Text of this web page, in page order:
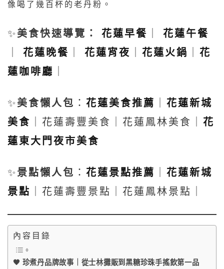
像喝了幾百杯的老丹粉。
✨美食快速導覽： 花蓮早餐
花蓮午餐
花蓮晚餐 花蓮宵夜 花蓮火鍋
花
蓮咖啡廳
✨美食懶人包 ： 花蓮美食推薦
花蓮新城
美食 ｜花蓮壽豐美食｜花蓮鳳林美食｜ 花
蓮東大門夜市美食
✨景點懶人包 ： 花蓮景點推薦
花蓮新城
景點
｜花蓮壽豐景點｜花蓮鳳林景點｜
內容目錄
🖤 珍煮丹品牌故事｜從士林攤販到黑糖珍珠手搖飲第一品